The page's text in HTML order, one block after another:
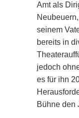
Amt als
seinem
bereits in
jedoch
es für ihn
Bühne den